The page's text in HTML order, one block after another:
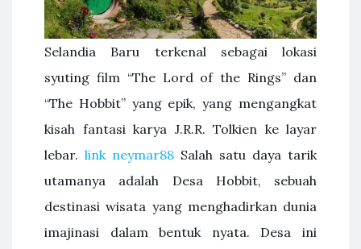
Selandia Baru terkenal sebagai lokasi
syuting film “The Lord of the Rings” dan
“The Hobbit” yang epik, yang mengangkat
kisah fantasi karya J.R.R. Tolkien ke layar
lebar. link neymar88 Salah satu daya tarik
utamanya adalah Desa Hobbit, sebuah
destinasi wisata yang menghadirkan dunia
imajinasi dalam bentuk nyata. Desa ini